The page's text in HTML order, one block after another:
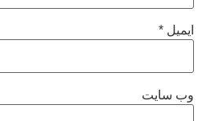
ایمیل *
وب‌ سایت